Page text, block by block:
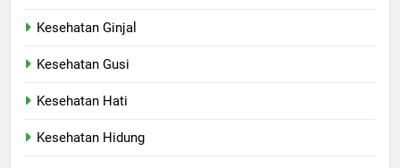
Kesehatan Ginjal
Kesehatan Gusi
Kesehatan Hati
Kesehatan Hidung